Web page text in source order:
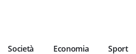
Società Economia Sport